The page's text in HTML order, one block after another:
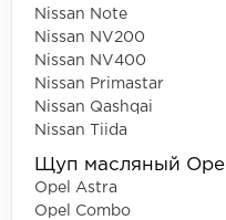
Nissan Note
Nissan NV200
Nissan NV400
Nissan Primastar
Nissan Qashqai
Nissan Tiida
Щуп масляный Opel
Opel Astra
Opel Combo